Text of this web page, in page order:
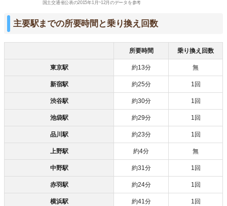
国土交通省公表の2015年1月~12月のデータを参考
主要駅までの所要時間と乗り換え回数
所要時間 乗り換え回数
東京駅 約13分 無
新宿駅 約25分 1回
渋谷駅 約30分 1回
池袋駅 約29分 1回
品川駅 約23分 1回
上野駅 約4分 無
中野駅 約31分 1回
赤羽駅 約24分 1回
横浜駅 約41分 1回